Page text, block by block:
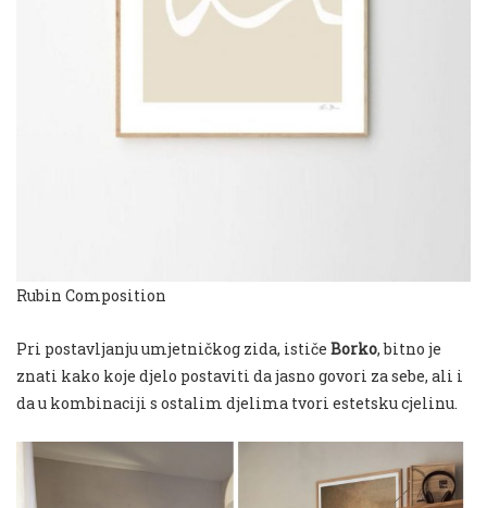
Rubin Composition
Pri postavljanju umjetničkog zida, ističe Borko, bitno je
znati kako koje djelo postaviti da jasno govori za sebe, ali i
da u kombinaciji s ostalim djelima tvori estetsku cjelinu.